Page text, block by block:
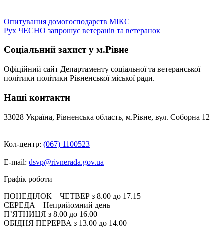
Навігація
записів
Опитування домогосподарств МІКС
Рух ЧЕСНО запрошує ветеранів та ветеранок
Соціальний захист у м.Рівне
Офіційний сайт Департаменту соціальної та ветеранської
політики політики Рівненської міської ради.
Наші контакти
33028 Україна, Рівненська область, м.Рівне, вул. Соборна 12
Кол-центр: (067) 1100523
E-mail: dsvp@rivnerada.gov.ua
Графік роботи
ПОНЕДІЛОК – ЧЕТВЕР з 8.00 до 17.15
СЕРЕДА – Неприйомний день
П’ЯТНИЦЯ з 8.00 до 16.00
ОБІДНЯ ПЕРЕРВА з 13.00 до 14.00